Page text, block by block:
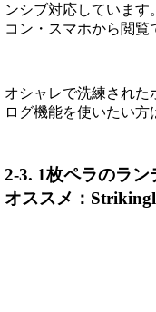
ンシブ対応しています
コン・スマホから閲覧
オシャレで洗練され
ログ機能を使いたい方
2-3. 1枚ペラのラ
オススメ：